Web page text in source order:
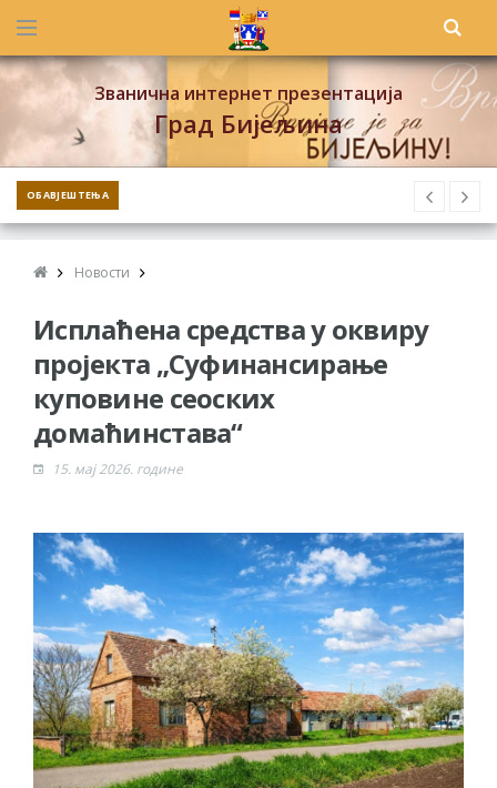
Званична интернет презентација
Град Бијељина
ОБАВЈЕШТЕЊА
Новости
Исплаћена средства у оквиру
пројекта „Суфинансирање
куповине сеоских
домаћинстава“
15. мај 2026. године